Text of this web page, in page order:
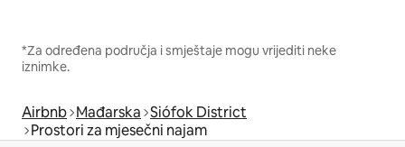
*Za određena područja i smještaje mogu vrijediti neke
iznimke.
Airbnb Mađarska Siófok District
Prostori za mjesečni najam